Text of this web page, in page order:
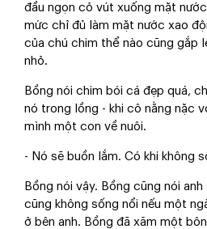
đầu ngọn cỏ vút xuống mặt
mức chỉ đủ làm mặt nước xao
của chú chim thể nào cũng gắp
nhỏ.
Bồng nói chim bói cá đẹp quá,
nó trong lồng - khi cô nằng nặc
mình một con về nuôi.
- Nó sẽ buồn lắm. Có khi không
Bồng nói vậy. Bồng cũng nói
cũng không sống nổi nếu một
ở bên anh. Bồng đã xăm một